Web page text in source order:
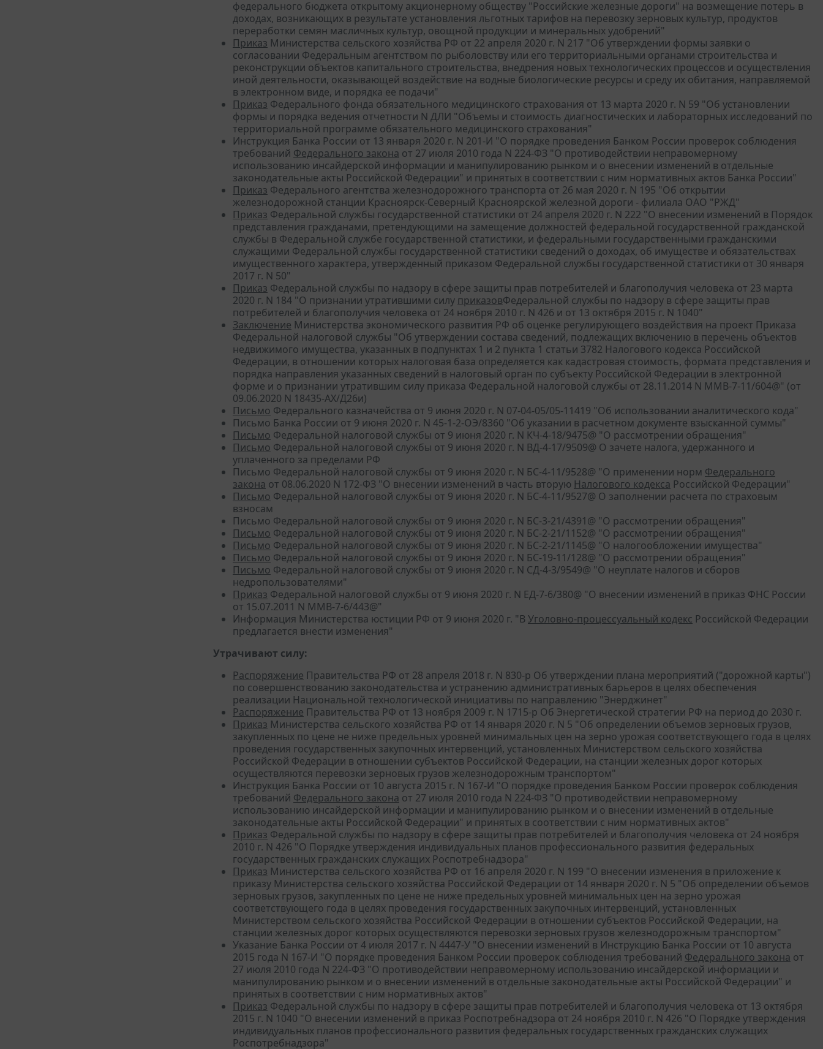
федерального бюджета открытому акционерному обществу "Российские железные дороги" на возмещение потерь в
доходах, возникающих в результате установления льготных тарифов на перевозку зерновых культур, продуктов
переработки семян масличных культур, овощной продукции и минеральных удобрений"
Приказ Министерства сельского хозяйства РФ от 22 апреля 2020 г. N 217 "Об утверждении формы заявки о
согласовании Федеральным агентством по рыболовству или его территориальными органами строительства и
реконструкции объектов капитального строительства, внедрения новых технологических процессов и осуществления
иной деятельности, оказывающей воздействие на водные биологические ресурсы и среду их обитания, направляемой
в электронном виде, и порядка ее подачи"
Приказ Федерального фонда обязательного медицинского страхования от 13 марта 2020 г. N 59 "Об установлении
формы и порядка ведения отчетности N ДЛИ "Объемы и стоимость диагностических и лабораторных исследований по
территориальной программе обязательного медицинского страхования"
Инструкция Банка России от 13 января 2020 г. N 201-И "О порядке проведения Банком России проверок соблюдения
требований Федерального закона от 27 июля 2010 года N 224-ФЗ "О противодействии неправомерному
использованию инсайдерской информации и манипулированию рынком и о внесении изменений в отдельные
законодательные акты Российской Федерации" и принятых в соответствии с ним нормативных актов Банка России"
Приказ Федерального агентства железнодорожного транспорта от 26 мая 2020 г. N 195 "Об открытии
железнодорожной станции Красноярск-Северный Красноярской железной дороги - филиала ОАО "РЖД"
Приказ Федеральной службы государственной статистики от 24 апреля 2020 г. N 222 "О внесении изменений в Порядок
представления гражданами, претендующими на замещение должностей федеральной государственной гражданской
службы в Федеральной службе государственной статистики, и федеральными государственными гражданскими
служащими Федеральной службы государственной статистики сведений о доходах, об имуществе и обязательствах
имущественного характера, утвержденный приказом Федеральной службы государственной статистики от 30 января
2017 г. N 50"
Приказ Федеральной службы по надзору в сфере защиты прав потребителей и благополучия человека от 23 марта
2020 г. N 184 "О признании утратившими силу приказовФедеральной службы по надзору в сфере защиты прав
потребителей и благополучия человека от 24 ноября 2010 г. N 426 и от 13 октября 2015 г. N 1040"
Заключение Министерства экономического развития РФ об оценке регулирующего воздействия на проект Приказа
Федеральной налоговой службы "Об утверждении состава сведений, подлежащих включению в перечень объектов
недвижимого имущества, указанных в подпунктах 1 и 2 пункта 1 статьи 3782 Налогового кодекса Российской
Федерации, в отношении которых налоговая база определяется как кадастровая стоимость, формата представления и
порядка направления указанных сведений в налоговый орган по субъекту Российской Федерации в электронной
форме и о признании утратившим силу приказа Федеральной налоговой службы от 28.11.2014 N ММВ-7-11/604@" (от
09.06.2020 N 18435-АХ/Д26и)
Письмо Федерального казначейства от 9 июня 2020 г. N 07-04-05/05-11419 "Об использовании аналитического кода"
Письмо Банка России от 9 июня 2020 г. N 45-1-2-ОЭ/8360 "Об указании в расчетном документе взысканной суммы"
Письмо Федеральной налоговой службы от 9 июня 2020 г. N КЧ-4-18/9475@ "О рассмотрении обращения"
Письмо Федеральной налоговой службы от 9 июня 2020 г. N ВД-4-17/9509@ О зачете налога, удержанного и
уплаченного за пределами РФ
Письмо Федеральной налоговой службы от 9 июня 2020 г. N БС-4-11/9528@ "О применении норм Федерального
закона от 08.06.2020 N 172-ФЗ "О внесении изменений в часть вторую Налогового кодекса Российской Федерации"
Письмо Федеральной налоговой службы от 9 июня 2020 г. N БС-4-11/9527@ О заполнении расчета по страховым
взносам
Письмо Федеральной налоговой службы от 9 июня 2020 г. N БС-3-21/4391@ "О рассмотрении обращения"
Письмо Федеральной налоговой службы от 9 июня 2020 г. N БС-2-21/1152@ "О рассмотрении обращения"
Письмо Федеральной налоговой службы от 9 июня 2020 г. N БС-2-21/1145@ "О налогообложении имущества"
Письмо Федеральной налоговой службы от 9 июня 2020 г. N БС-19-11/128@ "О рассмотрении обращения"
Письмо Федеральной налоговой службы от 9 июня 2020 г. N СД-4-3/9549@ "О неуплате налогов и сборов
недропользователями"
Приказ Федеральной налоговой службы от 9 июня 2020 г. N ЕД-7-6/380@ "О внесении изменений в приказ ФНС России
от 15.07.2011 N ММВ-7-6/443@"
Информация Министерства юстиции РФ от 9 июня 2020 г. "В Уголовно-процессуальный кодекс Российской Федерации
предлагается внести изменения"
Утрачивают силу:
Распоряжение Правительства РФ от 28 апреля 2018 г. N 830-р Об утверждении плана мероприятий ("дорожной карты")
по совершенствованию законодательства и устранению административных барьеров в целях обеспечения
реализации Национальной технологической инициативы по направлению "Энерджинет"
Распоряжение Правительства РФ от 13 ноября 2009 г. N 1715-р Об Энергетической стратегии РФ на период до 2030 г.
Приказ Министерства сельского хозяйства РФ от 14 января 2020 г. N 5 "Об определении объемов зерновых грузов,
закупленных по цене не ниже предельных уровней минимальных цен на зерно урожая соответствующего года в целях
проведения государственных закупочных интервенций, установленных Министерством сельского хозяйства
Российской Федерации в отношении субъектов Российской Федерации, на станции железных дорог которых
осуществляются перевозки зерновых грузов железнодорожным транспортом"
Инструкция Банка России от 10 августа 2015 г. N 167-И "О порядке проведения Банком России проверок соблюдения
требований Федерального закона от 27 июля 2010 года N 224-ФЗ "О противодействии неправомерному
использованию инсайдерской информации и манипулированию рынком и о внесении изменений в отдельные
законодательные акты Российской Федерации" и принятых в соответствии с ним нормативных актов"
Приказ Федеральной службы по надзору в сфере защиты прав потребителей и благополучия человека от 24 ноября
2010 г. N 426 "О Порядке утверждения индивидуальных планов профессионального развития федеральных
государственных гражданских служащих Роспотребнадзора"
Приказ Министерства сельского хозяйства РФ от 16 апреля 2020 г. N 199 "О внесении изменения в приложение к
приказу Министерства сельского хозяйства Российской Федерации от 14 января 2020 г. N 5 "Об определении объемов
зерновых грузов, закупленных по цене не ниже предельных уровней минимальных цен на зерно урожая
соответствующего года в целях проведения государственных закупочных интервенций, установленных
Министерством сельского хозяйства Российской Федерации в отношении субъектов Российской Федерации, на
станции железных дорог которых осуществляются перевозки зерновых грузов железнодорожным транспортом"
Указание Банка России от 4 июля 2017 г. N 4447-У "О внесении изменений в Инструкцию Банка России от 10 августа
2015 года N 167-И "О порядке проведения Банком России проверок соблюдения требований Федерального закона от
27 июля 2010 года N 224-ФЗ "О противодействии неправомерному использованию инсайдерской информации и
манипулированию рынком и о внесении изменений в отдельные законодательные акты Российской Федерации" и
принятых в соответствии с ним нормативных актов"
Приказ Федеральной службы по надзору в сфере защиты прав потребителей и благополучия человека от 13 октября
2015 г. N 1040 "О внесении изменений в приказ Роспотребнадзора от 24 ноября 2010 г. N 426 "О Порядке утверждения
индивидуальных планов профессионального развития федеральных государственных гражданских служащих
Роспотребнадзора"